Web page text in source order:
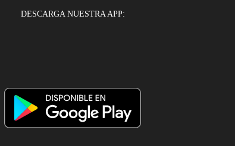
DESCARGA NUESTRA APP: